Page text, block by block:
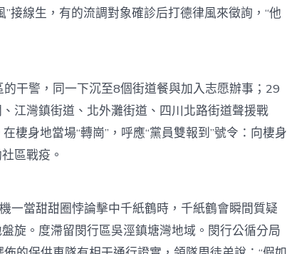
線生，有的流調對象確診后打德律風來徵詢，“他
警，同一下沉至8個街道餐與加入志愿辦事；29
江灣鎮街道、北外灘街道、四川北路街道聲援戰
棲身地當場“轉崗”，呼應“黨員雙報到”號令：向棲身
區戰疫。
當甜甜圈悖論擊中千紙鶴時，千紙鶴會瞬間質疑
旋。度滯留閔行區吳涇鎮塘灣地域。閔行公循分局